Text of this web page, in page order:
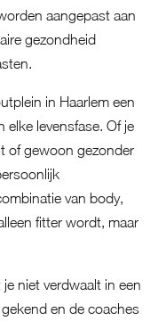
aangepast aan
gezondheid
in Haarlem een
levensfase. Of je
of gewoon gezonder
van body,
fitter wordt, maar
niet verdwaalt in een
en de coaches